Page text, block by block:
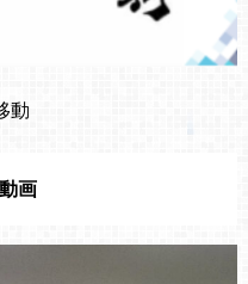
動
画